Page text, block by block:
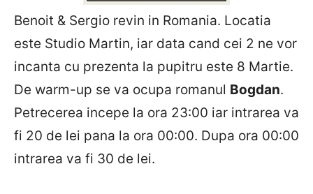
Benoit & Sergio revin in Romania. Locatia
este Studio Martin, iar data cand cei 2 ne vor
incanta cu prezenta la pupitru este 8 Martie.
De warm-up se va ocupa romanul Bogdan.
Petrecerea incepe la ora 23:00 iar intrarea va
fi 20 de lei pana la ora 00:00. Dupa ora 00:00
intrarea va fi 30 de lei.